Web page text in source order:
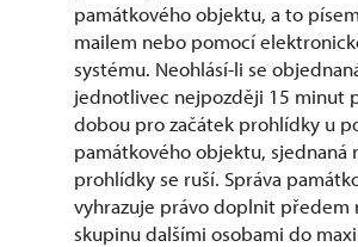
památkového objektu, a to
mailem nebo pomocí
systému. Neohlásí-li se
jednotlivec nejpozději 15 minut
dobou pro začátek prohlídky u
památkového objektu, sjednaná
prohlídky se ruší. Správa
vyhrazuje právo doplnit předem
skupinu dalšími osobami do